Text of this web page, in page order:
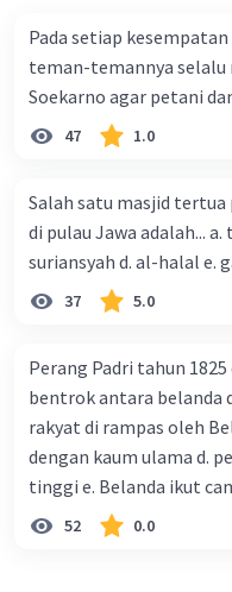
Pada setiap
teman-temannya selalu
Soekarno agar petani
47 1.0
Salah satu masjid
di pulau Jawa adalah... a. tua palopo b. mantingan c.
37 5.0
Perang Padri tahun 1825
bentrok antara belanda
rakyat di rampas oleh
dengan kaum ulama d.
tinggi e. Belanda ikut
52 0.0